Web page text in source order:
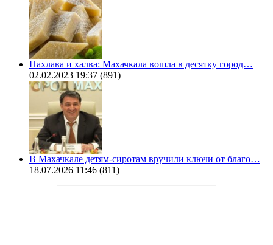
Пахлава и халва: Махачкала вошла в десятку город…
02.02.2023 19:37 (891)
В Махачкале детям-сиротам вручили ключи от благо…
18.07.2026 11:46 (811)